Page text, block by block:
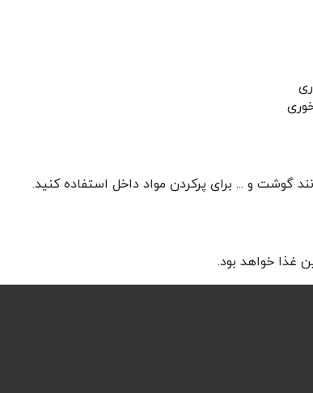
گوشت و ... برای پرکردن مواد داخل استفاده کنید.
غذا خواهد بود.